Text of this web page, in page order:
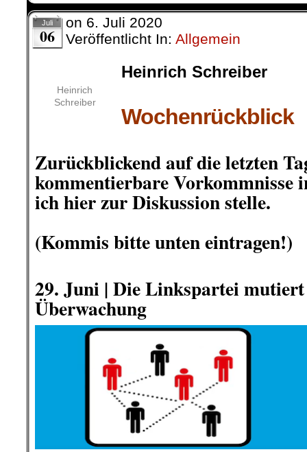
Juli
06
on 6. Juli 2020
Veröffentlicht In: Allgemein
Heinrich
Schreiber
Heinrich Schreiber
Wochenrückblick
Zurückblickend auf die letzten
kommentierbare Vorkommnisse
ich hier zur Diskussion stelle.
(Kommis bitte unten eintragen!)
29. Juni | Die Linkspartei
Überwachung